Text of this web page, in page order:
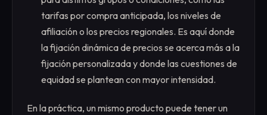
tarifas por compra anticipada, los niveles de
afiliación o los precios regionales. Es aquí donde
la fijación dinámica de precios se acerca más a la
fijación personalizada y donde las cuestiones de
equidad se plantean con mayor intensidad.
En la práctica, un mismo producto puede tener un